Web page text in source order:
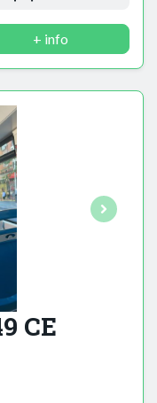
+ info
CE